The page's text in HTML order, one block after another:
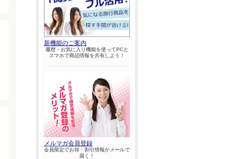
新機能のご案内
履歴・お気に入り機能を使ってPCと
スマホで商品情報を共有しよう！
メルマガ会員登録
会員限定でお得・割引情報がメールで
届く！